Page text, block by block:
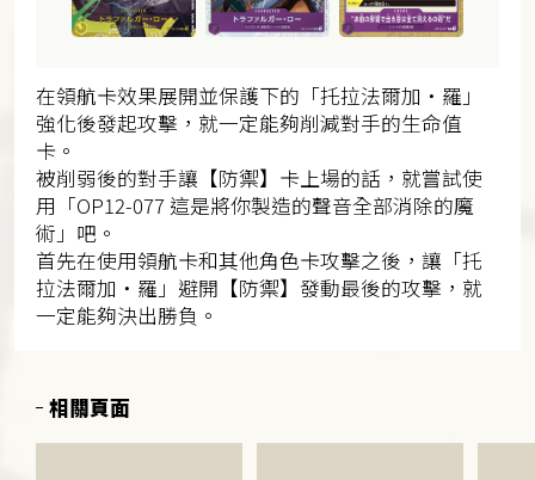
在領航卡效果展開並保護下的「托拉法爾加・羅」
強化後發起攻擊，就一定能夠削減對手的生命值
卡。
被削弱後的對手讓【防禦】卡上場的話，就嘗試使
用「OP12-077 這是將你製造的聲音全部消除的魔
術」吧。
首先在使用領航卡和其他角色卡攻擊之後，讓「托
拉法爾加・羅」避開【防禦】發動最後的攻擊，就
一定能夠決出勝負。
相關頁面